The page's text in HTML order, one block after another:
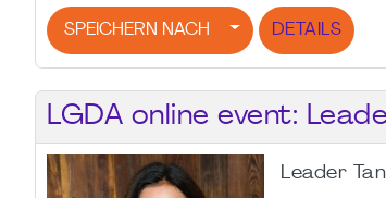
SPEICHERN NACH DETAILS
LGDA online event:
Leader